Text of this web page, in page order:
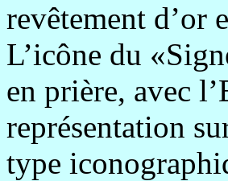
revêtement d’or
L’icône du
en prière, avec
représentation
type